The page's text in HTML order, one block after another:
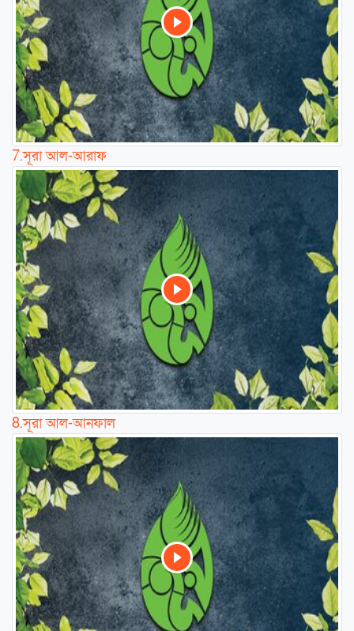
7.সূরা আল-আরাফ
8.সূরা আল-আনফাল